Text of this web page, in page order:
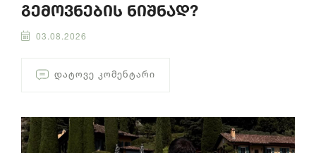
გემოვნების ნიშნად?
03.08.2026
ᲓᲐᲢᲝᲕᲔ ᲙᲝᲛᲔᲜᲢᲐᲠᲘ